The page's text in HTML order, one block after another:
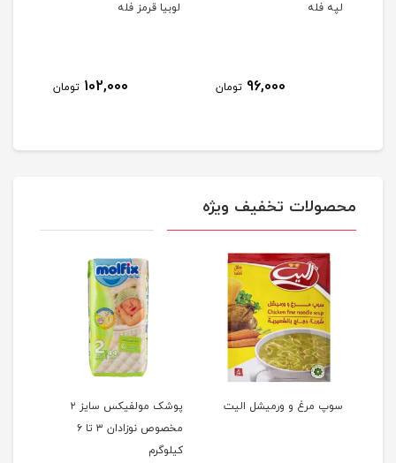
لپه فله
96,000 تومان
لوبیا قرمز فله
102,000 تومان
محصولات تخفیف ویژه
سوپ مرغ و ورمیشل الیت
پوشک مولفیکس سایز ۲
مخصوص نوزادان ۳ تا ۶
کیلوگرم